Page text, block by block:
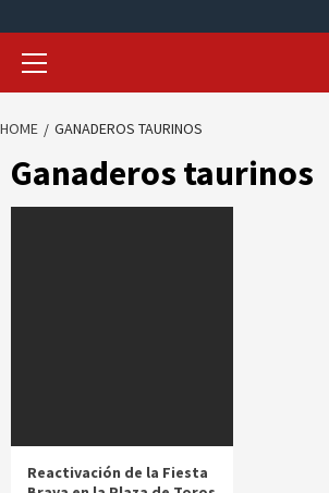
HOME GANADEROS TAURINOS
Ganaderos taurinos
Reactivación de la Fiesta